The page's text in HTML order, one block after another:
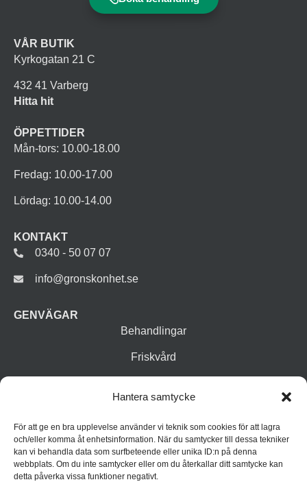
Hantera samtycke
För att ge en bra upplevelse använder vi teknik som cookies för att lagra
och/eller komma åt enhetsinformation. När du samtycker till dessa tekniker
kan vi behandla data som surfbeteende eller unika ID:n på denna
webbplats. Om du inte samtycker eller om du återkallar ditt samtycke kan
detta påverka vissa funktioner negativt.
VÅR BUTIK
Kyrkogatan 21 C
432 41 Varberg
Hitta hit
ÖPPETTIDER
Mån-tors: 10.00-18.00
Fredag: 10.00-17.00
Lördag: 10.00-14.00
KONTAKT
0340 - 50 07 07
info@gronskonhet.se
GENVÄGAR
Behandlingar
Friskvård
Inspiration